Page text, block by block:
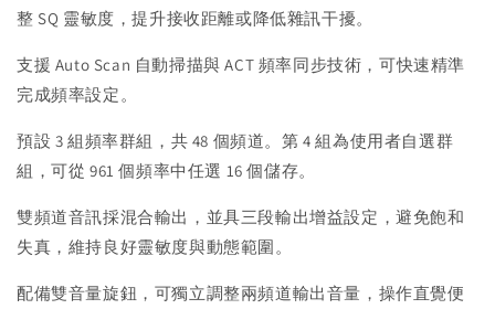
整 SQ 靈敏度，提升接收距離或降低雜訊干擾。
支援 Auto Scan 自動掃描與 ACT 頻率同步技術，可快速精準
完成頻率設定。
預設 3 組頻率群組，共 48 個頻道。第 4 組為使用者自選群
組，可從 961 個頻率中任選 16 個儲存。
雙頻道音訊採混合輸出，並具三段輸出增益設定，避免飽和
失真，維持良好靈敏度與動態範圍。
配備雙音量旋鈕，可獨立調整兩頻道輸出音量，操作直覺便